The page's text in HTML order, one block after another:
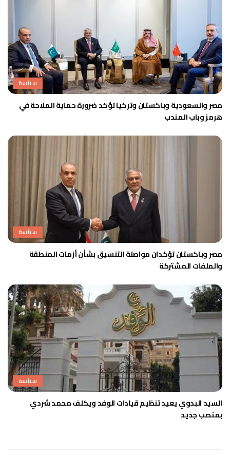
سياسة
مصر والسعودية وباكستان وتركيا تؤكد ضرورة حماية الملاحة في
هرمز وباب المندب
سياسة
مصر وباكستان تؤكدان مواصلة التنسيق بشأن أزمات المنطقة
والملفات المشتركة
سياسة
السيد البدوي يعيد تنظيم قيادات الوفد ويكلف محمد شردي
بمنصب جديد